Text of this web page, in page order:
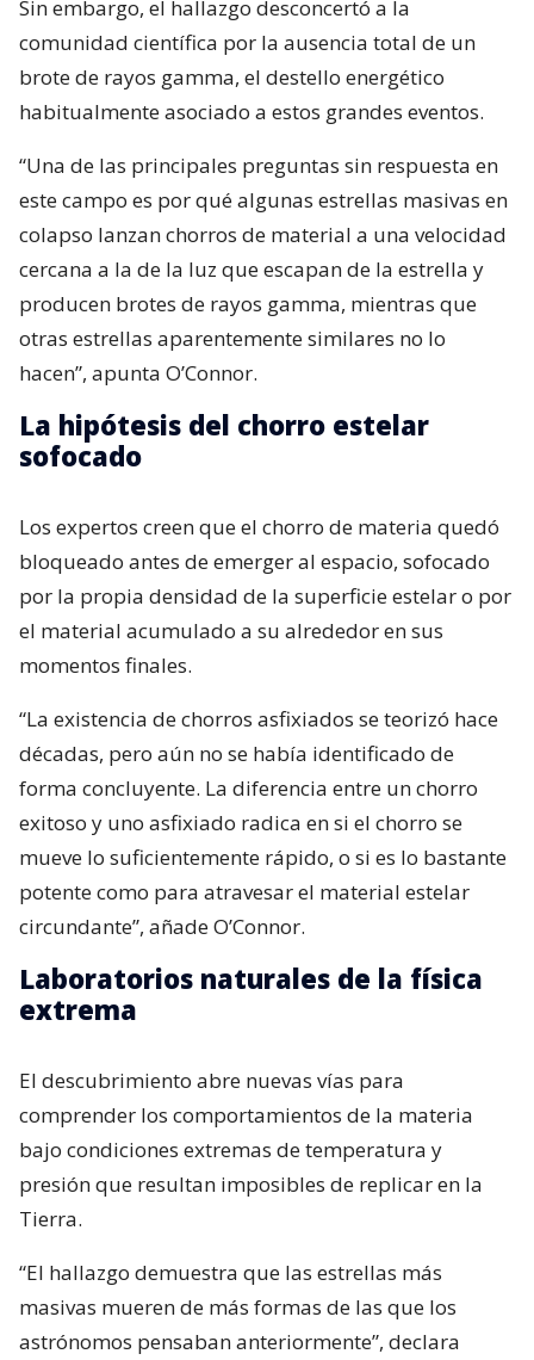
Sin embargo, el hallazgo desconcertó a la
comunidad científica por la ausencia total de un
brote de rayos gamma, el destello energético
habitualmente asociado a estos grandes eventos.
“Una de las principales preguntas sin respuesta en
este campo es por qué algunas estrellas masivas en
colapso lanzan chorros de material a una velocidad
cercana a la de la luz que escapan de la estrella y
producen brotes de rayos gamma, mientras que
otras estrellas aparentemente similares no lo
hacen”, apunta O’Connor.
La hipótesis del chorro estelar
sofocado
Los expertos creen que el chorro de materia quedó
bloqueado antes de emerger al espacio, sofocado
por la propia densidad de la superficie estelar o por
el material acumulado a su alrededor en sus
momentos finales.
“La existencia de chorros asfixiados se teorizó hace
décadas, pero aún no se había identificado de
forma concluyente. La diferencia entre un chorro
exitoso y uno asfixiado radica en si el chorro se
mueve lo suficientemente rápido, o si es lo bastante
potente como para atravesar el material estelar
circundante”, añade O’Connor.
Laboratorios naturales de la física
extrema
El descubrimiento abre nuevas vías para
comprender los comportamientos de la materia
bajo condiciones extremas de temperatura y
presión que resultan imposibles de replicar en la
Tierra.
“El hallazgo demuestra que las estrellas más
masivas mueren de más formas de las que los
astrónomos pensaban anteriormente”, declara